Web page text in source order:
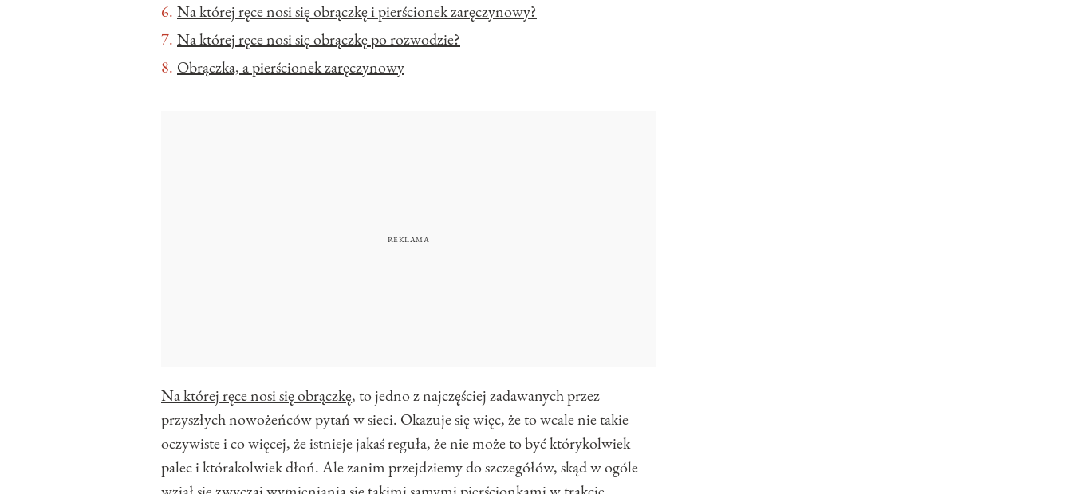
Na której ręce nosi się obrączkę i pierścionek zaręczynowy?
Na której ręce nosi się obrączkę po rozwodzie?
Obrączka, a pierścionek zaręczynowy
Na której ręce nosi się obrączkę, to jedno z najczęściej zadawanych przez
przyszłych nowożeńców pytań w sieci. Okazuje się więc, że to wcale nie takie
oczywiste i co więcej, że istnieje jakaś reguła, że nie może to być którykolwiek
palec i którakolwiek dłoń. Ale zanim przejdziemy do szczegółów, skąd w ogóle